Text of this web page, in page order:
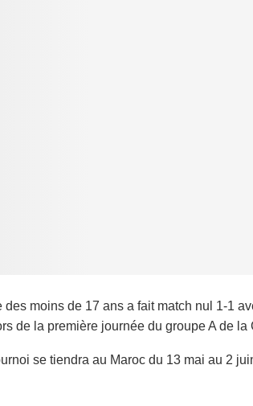
des moins de 17 ans a fait match nul 1-1
de la première journée du groupe A de la
se tiendra au Maroc du 13 mai au 2